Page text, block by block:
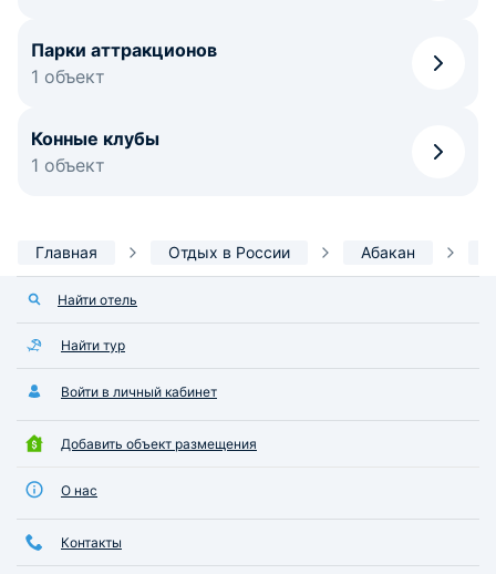
Парки аттракционов
1 объект
Конные клубы
1 объект
Главная Отдых в России Абакан
Найти отель
Найти тур
Войти в личный кабинет
Добавить объект размещения
О нас
Контакты